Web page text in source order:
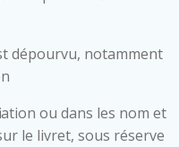
dépourvu, notamment
ou dans les nom et
le livret, sous réserve